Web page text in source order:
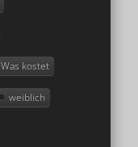
Was kostet
weiblich